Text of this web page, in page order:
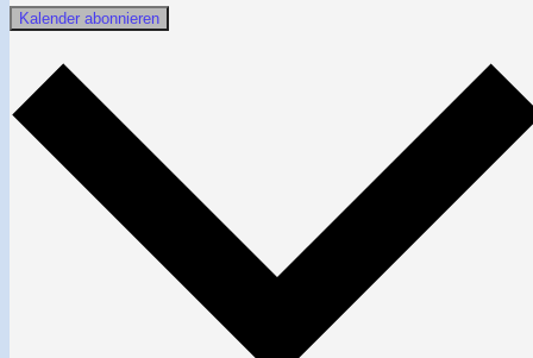
Kalender abonnieren